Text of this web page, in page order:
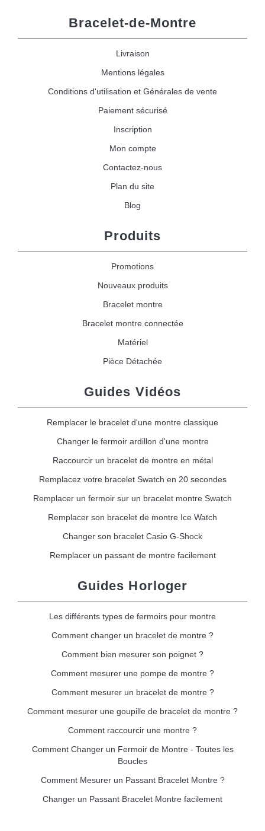
Bracelet-de-Montre
Livraison
Mentions légales
Conditions d'utilisation et Générales de vente
Paiement sécurisé
Inscription
Mon compte
Contactez-nous
Plan du site
Blog
Produits
Promotions
Nouveaux produits
Bracelet montre
Bracelet montre connectée
Matériel
Pièce Détachée
Guides Vidéos
Remplacer le bracelet d'une montre classique
Changer le fermoir ardillon d'une montre
Raccourcir un bracelet de montre en métal
Remplacez votre bracelet Swatch en 20 secondes
Remplacer un fermoir sur un bracelet montre Swatch
Remplacer son bracelet de montre Ice Watch
Changer son bracelet Casio G-Shock
Remplacer un passant de montre facilement
Guides Horloger
Les différents types de fermoirs pour montre
Comment changer un bracelet de montre ?
Comment bien mesurer son poignet ?
Comment mesurer une pompe de montre ?
Comment mesurer un bracelet de montre ?
Comment mesurer une goupille de bracelet de montre ?
Comment raccourcir une montre ?
Comment Changer un Fermoir de Montre - Toutes les
Boucles
Comment Mesurer un Passant Bracelet Montre ?
Changer un Passant Bracelet Montre facilement